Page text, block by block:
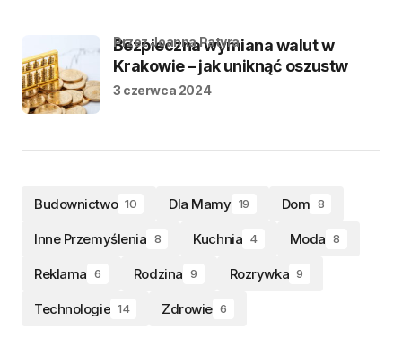
Bezpieczna wymiana walut w
Krakowie – jak uniknąć oszustw
przez Joanna Patyra
3 czerwca 2024
Budownictwo 10 Dla Mamy 19 Dom 8
Inne Przemyślenia 8 Kuchnia 4 Moda 8
Reklama 6 Rodzina 9 Rozrywka 9
Technologie 14 Zdrowie 6